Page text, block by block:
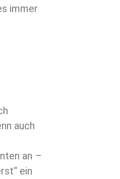
immer
auch
an –
ein